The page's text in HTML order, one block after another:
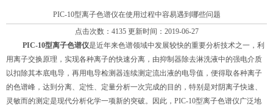
PIC-10型离子色谱仪在使用过程中容易遇到哪些问题
点击次数：4135 更新时间：2019-06-27
PIC-10型离子色谱仪是近年来色谱领域中发展较快的重要分析技术之一，利
用离子交换原理，实现各种离子的快速分离，由抑制器除去淋洗液中的强电介质
以扣除其本底电导，再用电导检测器连续测定流出液的电导值，便得取各种离子
的色谱峰，达到分离、定性、定量分析一次完成的目的，特别是对阴离子快速、
灵敏而的测定是现代分析化学一项新的突破。因此，PIC-10型离子色谱仪广泛地